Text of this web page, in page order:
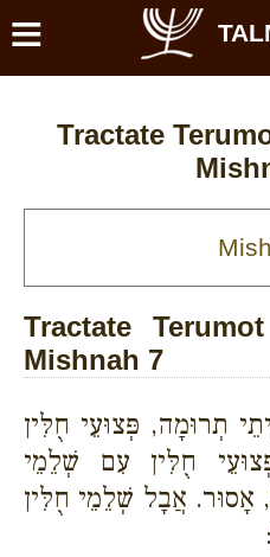
≡
Tractate
Tractate
Mishnah 7
תְרוּמָה, פְּצוּעֵי חֻלִּין
חֻלִּין עִם שְׁלֵמֵי
אָסוּר. אֲבָל שְׁלֵמֵי חֻלִּין